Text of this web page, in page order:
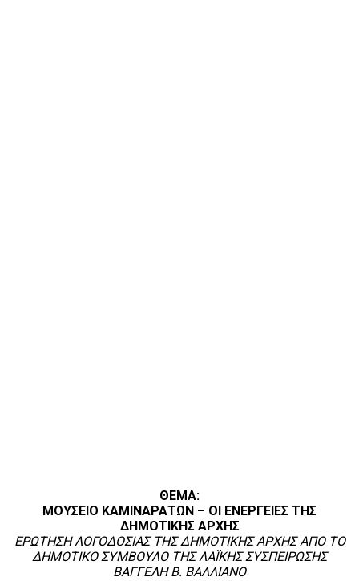
ΘΕΜΑ:
ΜΟΥΣΕΙΟ ΚΑΜΙΝΑΡΑΤΩΝ – ΟΙ ΕΝΕΡΓΕΙΕΣ ΤΗΣ
ΔΗΜΟΤΙΚΗΣ ΑΡΧΗΣ
ΕΡΩΤΗΣΗ ΛΟΓΟΔΟΣΙΑΣ ΤΗΣ ΔΗΜΟΤΙΚΗΣ ΑΡΧΗΣ ΑΠΟ ΤΟ
ΔΗΜΟΤΙΚΟ ΣΥΜΒΟΥΛΟ ΤΗΣ ΛΑΪΚΗΣ ΣΥΣΠΕΙΡΩΣΗΣ
ΒΑΓΓΕΛΗ Β. ΒΑΛΛΙΑΝΟ